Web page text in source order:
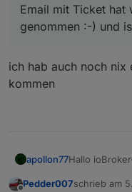
Email mit Ticket hat
genommen :-) und
ich hab auch noch nix
kommen
apollon77Hallo
dieses Jahr
Pedder007schrieb am
zuletzt